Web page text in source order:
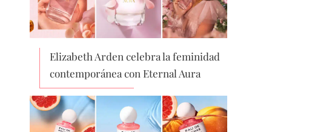
Elizabeth Arden celebra la feminidad
contemporánea con Eternal Aura